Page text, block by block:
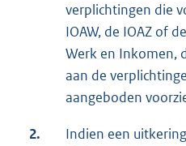
verplichtingen die
IOAW, de IOAZ of
Werk en Inkomen,
aan de
aangeboden
2.
Indien een